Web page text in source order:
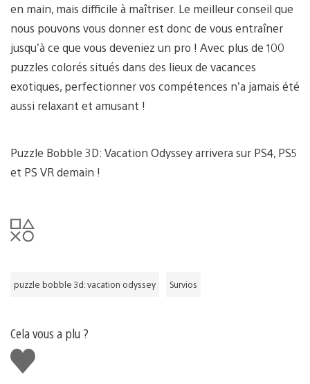
en main, mais difficile à maîtriser. Le meilleur conseil que
nous pouvons vous donner est donc de vous entraîner
jusqu’à ce que vous deveniez un pro ! Avec plus de 100
puzzles colorés situés dans des lieux de vacances
exotiques, perfectionner vos compétences n’a jamais été
aussi relaxant et amusant !
Puzzle Bobble 3D: Vacation Odyssey arrivera sur PS4, PS5
et PS VR demain !
puzzle bobble 3d: vacation odyssey Survios
Cela vous a plu ?
J'aime